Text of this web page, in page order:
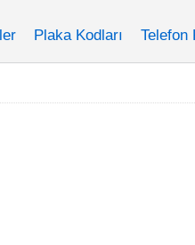
Plaka Kodları Telefon